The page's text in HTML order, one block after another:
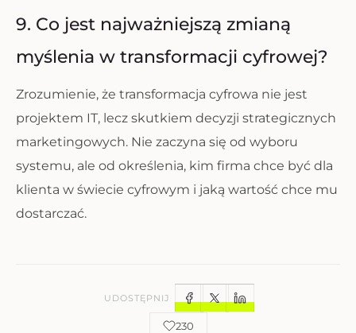
9. Co jest najważniejszą zmianą
myślenia w transformacji cyfrowej?
Zrozumienie, że transformacja cyfrowa nie jest
projektem IT, lecz skutkiem decyzji strategicznych
marketingowych. Nie zaczyna się od wyboru
systemu, ale od określenia, kim firma chce być dla
klienta w świecie cyfrowym i jaką wartość chce mu
dostarczać.
UDOSTĘPNIJ
230